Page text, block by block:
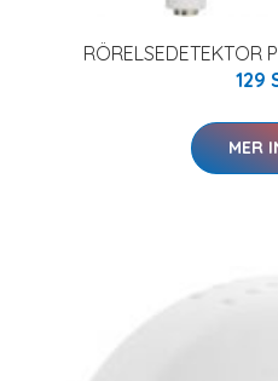
RÖRELSEDETEKTOR
129
MER